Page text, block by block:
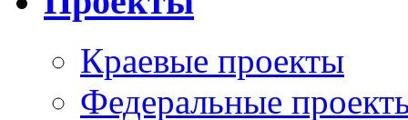
Краевые проекты
Федеральные